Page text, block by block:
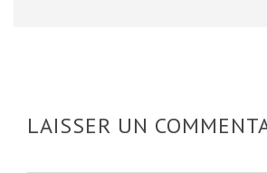
LAISSER UN